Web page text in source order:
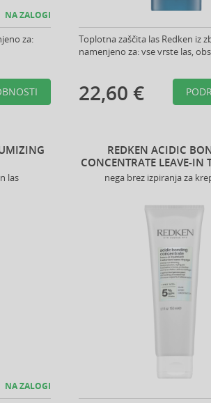
NA ZALOGI
za:
Toplotna zaščita las Redken iz
namenjeno za: vse vrste las,
22,60 €
las
NA ZALOGI
REDKEN ACIDIC
CONCENTRATE LEAVE-IN
nega brez izpiranja za